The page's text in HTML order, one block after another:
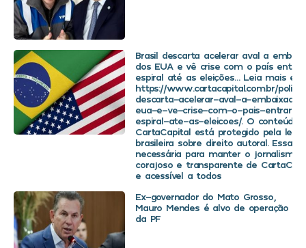
Brasil descarta acelerar aval a
dos EUA e vê crise com o país
espiral até as eleições… Leia mais em
https://www.cartacapital.com.br/
descarta-acelerar-aval-a-
eua-e-ve-crise-com-o-pais-entrar-
espiral-ate-as-eleicoes/. O conteúdo
CartaCapital está protegido pela
brasileira sobre direito autoral. Essa
necessária para manter o jornalismo
corajoso e transparente de
e acessível a todos
Ex-governador do Mato Grosso,
Mauro Mendes é alvo de operação
da PF